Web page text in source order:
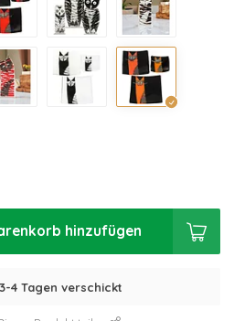
hinzufügen
4 Tagen verschickt